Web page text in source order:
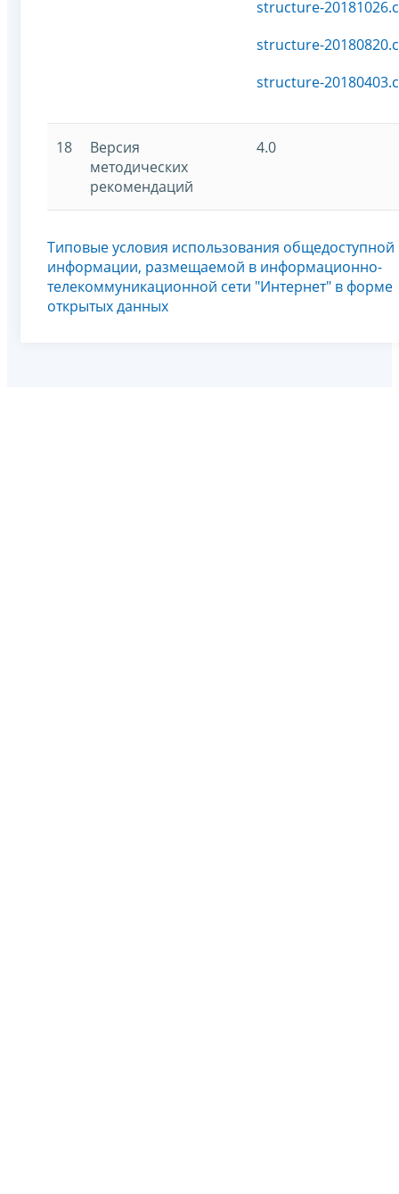
structure-
structure-
structure-
18
Версия
методических
рекомендаций
4.0
Типовые условия использования общедоступной
информации, размещаемой в информационно-
телекоммуникационной сети "Интернет" в форме
открытых данных